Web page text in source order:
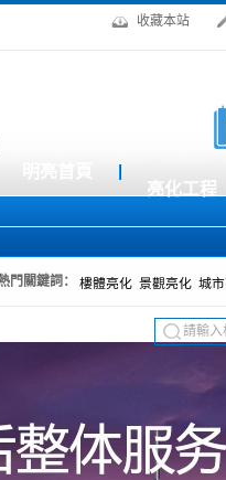
收藏本站
亮化工程
門關鍵詞：